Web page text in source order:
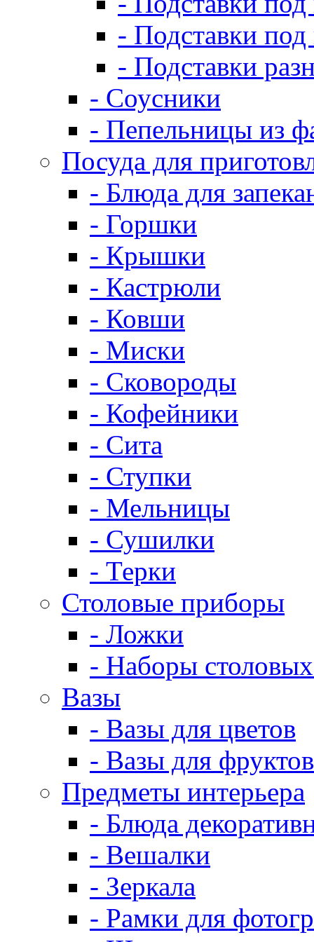
- Подставки под
- Подставки
- Соусники
- Пепельницы из
Посуда для
- Блюда для
- Горшки
- Крышки
- Кастрюли
- Ковши
- Миски
- Сковороды
- Кофейники
- Сита
- Ступки
- Мельницы
- Сушилки
- Терки
Столовые приборы
- Ложки
- Наборы
Вазы
- Вазы для цветов
- Вазы для фруктов
Предметы интерьера
- Блюда
- Вешалки
- Зеркала
- Рамки для